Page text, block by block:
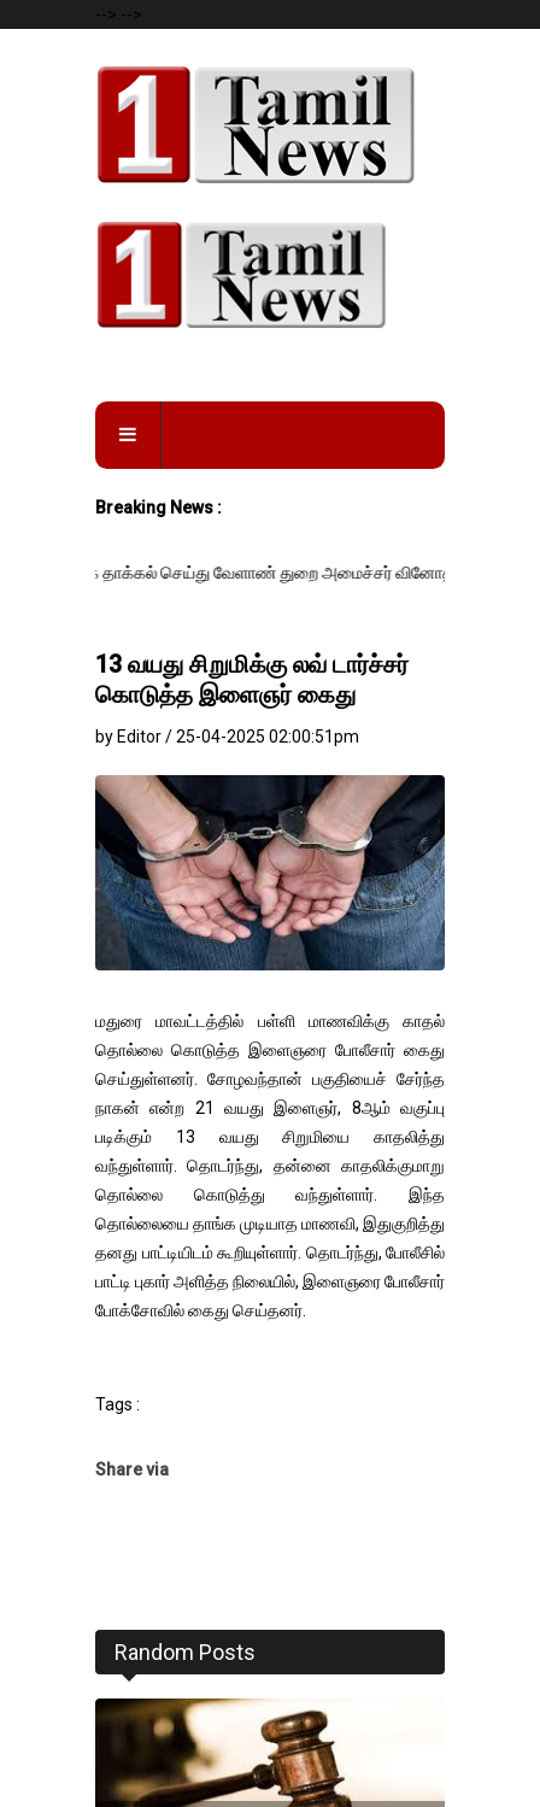
--> -->
Breaking News :
செய்து வேளாண் துறை அமைச்சர் வினோத் வாசித்து வருகிறார். �.
13 வயது சிறுமிக்கு லவ் டார்ச்சர்
கொடுத்த இளைஞர் கைது
by Editor / 25-04-2025 02:00:51pm
மதுரை மாவட்டத்தில் பள்ளி மாணவிக்கு காதல்
தொல்லை கொடுத்த இளைஞரை போலீசார் கைது
செய்துள்ளனர். சோழவந்தான் பகுதியைச் சேர்ந்த
நாகன் என்ற 21 வயது இளைஞர், 8ஆம் வகுப்பு
படிக்கும் 13 வயது சிறுமியை காதலித்து
வந்துள்ளார். தொடர்ந்து, தன்னை காதலிக்குமாறு
தொல்லை கொடுத்து வந்துள்ளார். இந்த
தொல்லையை தாங்க முடியாத மாணவி, இதுகுறித்து
தனது பாட்டியிடம் கூறியுள்ளார். தொடர்ந்து, போலீசில்
பாட்டி புகார் அளித்த நிலையில், இளைஞரை போலீசார்
போக்சோவில் கைது செய்தனர்.
Tags :
Share via
Random Posts